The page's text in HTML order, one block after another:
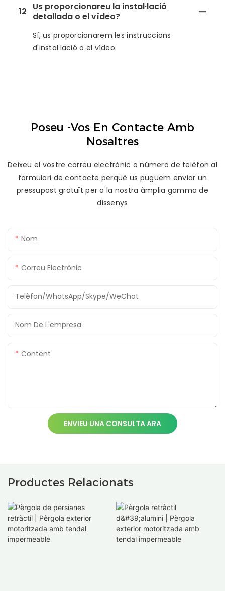
12
Us proporcionareu la instal·lació
detallada o el vídeo?
Sí, us proporcionarem les instruccions
d'instal·lació o el vídeo.
Poseu -vos En Contacte Amb
Nosaltres
Deixeu el vostre correu electrònic o número de telèfon al
formulari de contacte perquè us puguem enviar un
pressupost gratuït per a la nostra àmplia gamma de
dissenys
Nom
Correu Electrònic
Telèfon/WhatsApp/Skype/WeChat
Nom De L'empresa
Content
ENVIEU UNA CONSULTA ARA
Productes Relacionats